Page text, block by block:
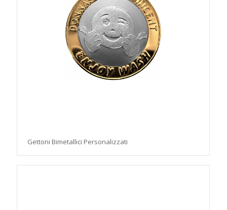
Gettoni Bimetallici Personalizzati